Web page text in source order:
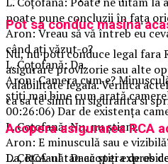
poate pune concluzii în fața
Aron: Vreau să vă întreb eu
când ați văzut-o?
L. Coțofană: Da.
Aron: Camera cum e?
știți mai bine cum arată
00:26:06) Dar de existența
L. Coțofană: Nu, nu știam.
Aron: E minusculă sau e
L. Coțofană: Dacă știți expres
Pot sa conduc masina
Nu, nu poti conduce legal fara
asigurare provizorie sau alte
valabilitate legala. Verifica
ca sa te simti in siguranta si
Acopera asigurarea RCA
Da, RCA-ul tau acopera de